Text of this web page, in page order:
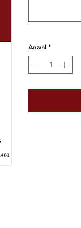
Anzahl *